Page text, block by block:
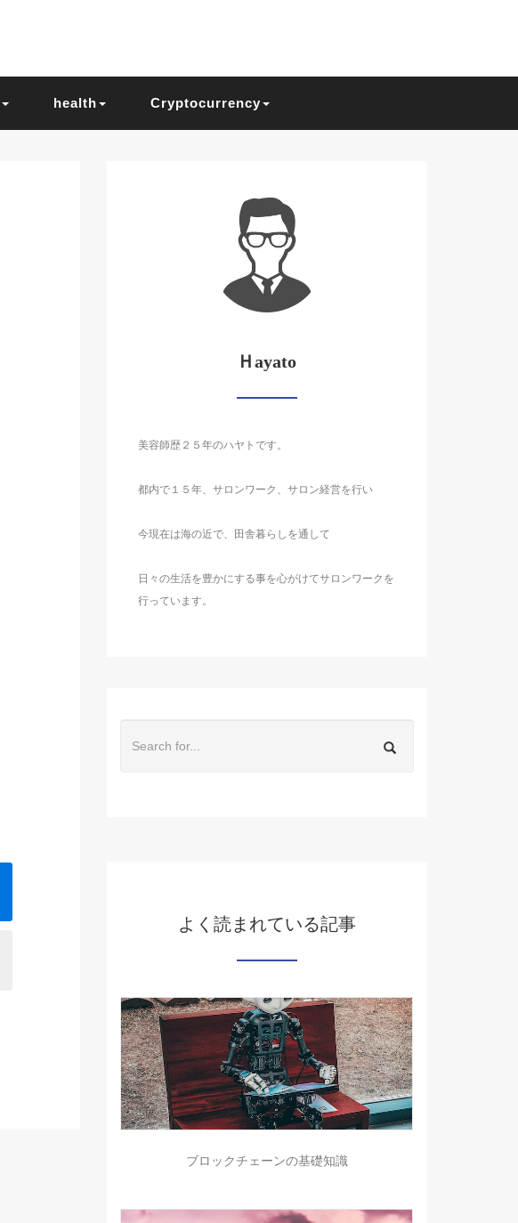
health Cryptocurrency
Ｈayato
美容師歴２５年のハヤトです。
都内で１５年、サロンワーク、サロン経営を行い
今現在は海の近で、田舎暮らしを通して
日々の生活を豊かにする事を心がけてサロンワークを
行っています。
よく読まれている記事
ブロックチェーンの基礎知識